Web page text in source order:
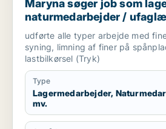
Maryna søger job som
naturmedarbejder /
udførte alle typer arbejde med
syning, limning af finer på
lastbilkørsel (Tryk)
Type
Lagermedarbejder,
mv.